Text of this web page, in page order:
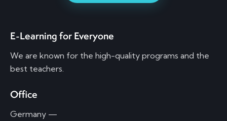
E-Learning for Everyone
We are known for the high-quality programs and the
best teachers.
Office
Germany —